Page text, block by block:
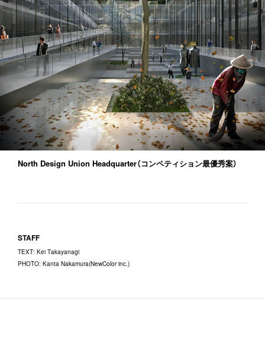
North Design Union Headquarter（コンペティション最優秀案）
STAFF
TEXT: Kei Takayanagi
PHOTO: Kanta Nakamura(NewColor inc.)